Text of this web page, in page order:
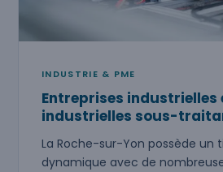
INDUSTRIE & PME
Entreprises industrielles
industrielles sous-
La Roche-sur-Yon possède un
dynamique avec de